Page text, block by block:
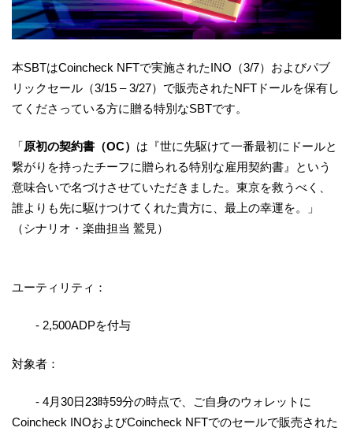
本SBTはCoincheck NFTで実施されたINO（3/7）およびパブ
リックセール（3/15 – 3/27）で販売されたNFTドールを保有し
てくださっている方に贈る特別なSBTです。
「原初の契約書（OC） は『世に先駆けて一番最初にドールと
繋がりを持ったチーフに贈られる特別な雇用契約書』という
意味合いで名づけさせていただきました。東京を救うべく、
誰よりも先に駆けつけてくれた貴方に、最上の幸運を。」
（シナリオ・楽曲担当 鷲見）
ユーティリティ：
- 2,500ADPを付与
対象者：
- 4月30日23時59分の時点で、ご自身のウォレットに
Coincheck INOおよびCoincheck NFTでのセールで販売された